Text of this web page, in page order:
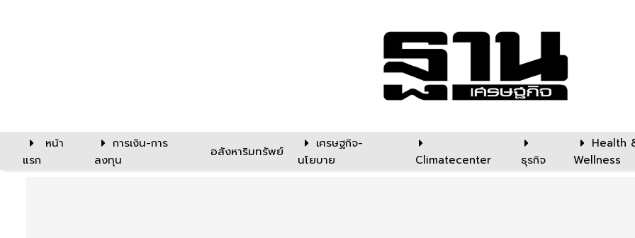
หน้า
แรก
การเงิน-การ
ลงทุน
อสังหาริมทรัพย์
เศรษฐกิจ-
นโยบาย
Climatecenter ธุรกิจ
Health
Wellness